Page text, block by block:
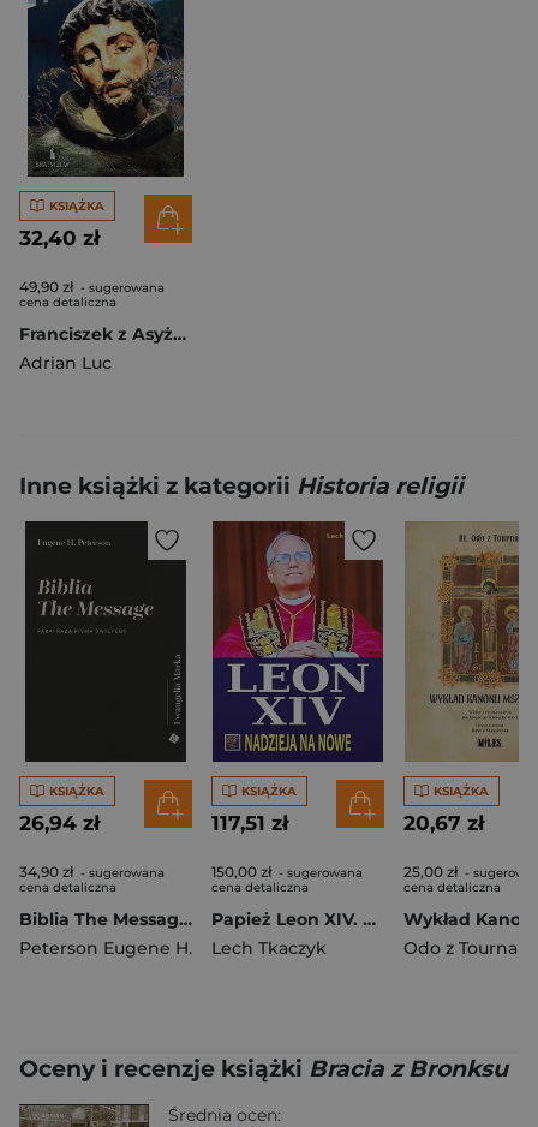
KSIĄŻKA
32,40 zł
49,90 zł - sugerowana
cena detaliczna
Franciszek z Asyżu. Rycerz bez zbroi
Adrian Luc
Inne książki z kategorii Historia religii
KSIĄŻKA
26,94 zł
34,90 zł - sugerowana
cena detaliczna
Biblia The Message - Ewangelia Marka
Peterson Eugene H.
KSIĄŻKA
117,51 zł
150,00 zł - sugerowana
cena detaliczna
Papież Leon XIV. Nadzieja na nowe
Lech Tkaczyk
KSIĄŻKA
20,67 zł
25,00 zł -
cena detaliczna
Odo z Tournai
Oceny i recenzje książki Bracia z Bronksu
Średnia ocen: